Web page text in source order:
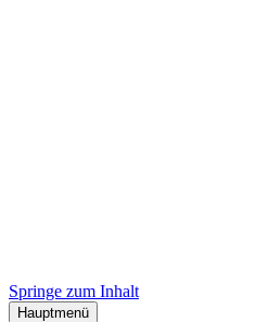
Springe zum Inhalt
Hauptmenü